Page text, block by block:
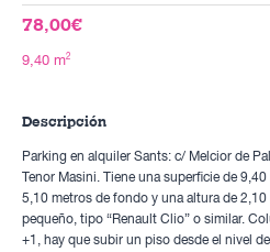
78,00€
9,40 m2
Descripción
Parking en alquiler Sants: c/ Melcior de
Tenor Masini. Tiene una superficie de
5,10 metros de fondo y una altura de
pequeño, tipo “Renault Clio” o similar.
+1, hay que subir un piso desde el nivel